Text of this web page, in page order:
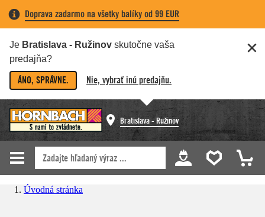
Doprava zadarmo na všetky balíky od 99 EUR
Je Bratislava - Ružinov skutočne vaša
predajňa?
ÁNO, SPRÁVNE. Nie, vybrať inú predajňu.
Bratislava - Ružinov
Úvodná stránka